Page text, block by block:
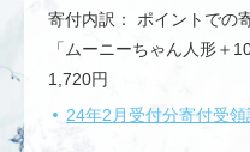
寄付内訳： ポイントでの
「ムーニーちゃん人形＋
1,720円
24年2月受付分寄付受領